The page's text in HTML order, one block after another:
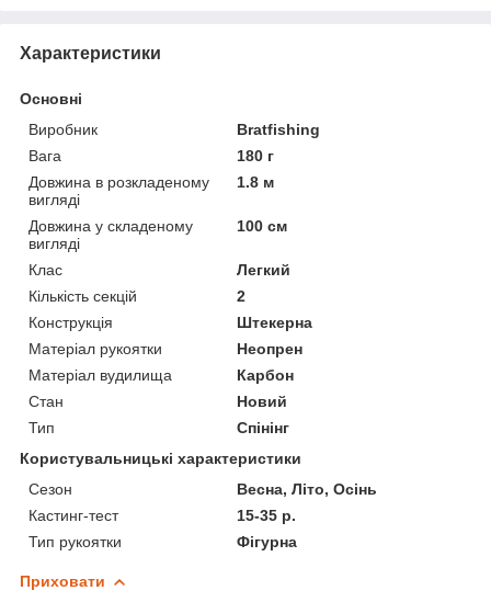
Характеристики
Основні
Виробник
Bratfishing
Вага
180 г
Довжина в розкладеному
вигляді
1.8 м
Довжина у складеному
вигляді
100 см
Клас
Легкий
Кількість секцій
2
Конструкція
Штекерна
Матеріал рукоятки
Неопрен
Матеріал вудилища
Карбон
Стан
Новий
Тип
Спінінг
Користувальницькі характеристики
Сезон
Весна, Літо, Осінь
Кастинг-тест
15-35 р.
Тип рукоятки
Фігурна
Приховати